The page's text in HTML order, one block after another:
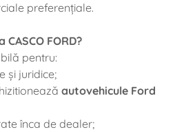
preferențiale.
FORD?
pentru:
și juridice;
autovehicule Ford
înca de dealer;